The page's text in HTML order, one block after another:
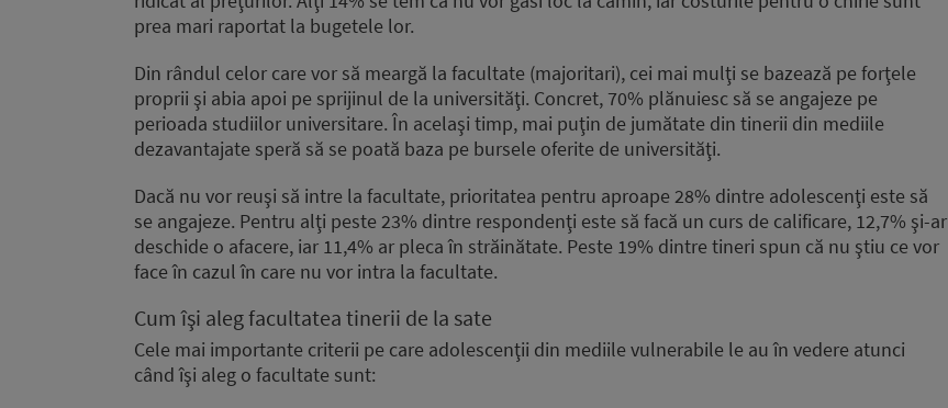
prea mari raportat la bugetele lor.
Din rândul celor care vor să meargă la facultate (majoritari), cei mai mulţi se bazează pe forţele
proprii şi abia apoi pe sprijinul de la universităţi. Concret, 70% plănuiesc să se angajeze pe
perioada studiilor universitare. În acelaşi timp, mai puţin de jumătate din tinerii din mediile
dezavantajate speră să se poată baza pe bursele oferite de universităţi.
Dacă nu vor reuşi să intre la facultate, prioritatea pentru aproape 28% dintre adolescenţi este să
se angajeze. Pentru alţi peste 23% dintre respondenţi este să facă un curs de calificare, 12,7% şi-ar
deschide o afacere, iar 11,4% ar pleca în străinătate. Peste 19% dintre tineri spun că nu ştiu ce vor
face în cazul în care nu vor intra la facultate.
Cum îşi aleg facultatea tinerii de la sate
Cele mai importante criterii pe care adolescenţii din mediile vulnerabile le au în vedere atunci
când îşi aleg o facultate sunt: